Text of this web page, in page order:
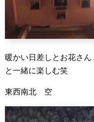
暖かい日差しとお花さん
と一緒に楽しむ笑
東西南北 空